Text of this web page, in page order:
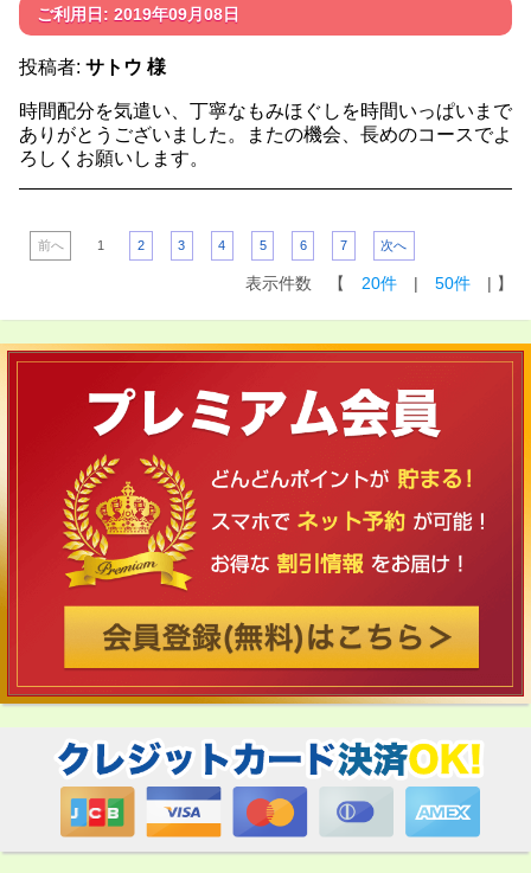
ご利用日: 2019年09月08日
投稿者: サトウ 様
時間配分を気遣い、丁寧なもみほぐしを時間いっぱいまで
ありがとうございました。またの機会、長めのコースでよ
ろしくお願いします。
前へ 1 2 3 4 5 6 7 次へ
表示件数 【 20件 | 50件 | 】